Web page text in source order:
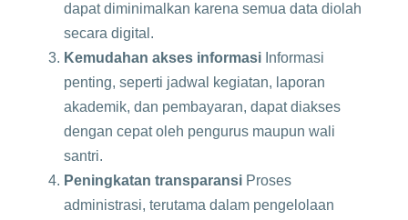
dapat diminimalkan karena semua data diolah
secara digital.
Kemudahan akses informasi Informasi
penting, seperti jadwal kegiatan, laporan
akademik, dan pembayaran, dapat diakses
dengan cepat oleh pengurus maupun wali
santri.
Peningkatan transparansi Proses
administrasi, terutama dalam pengelolaan